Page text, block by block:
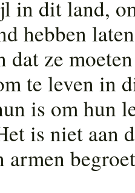
in dit land,
hebben
dat ze
te leven in
is om hun
is niet aan
armen